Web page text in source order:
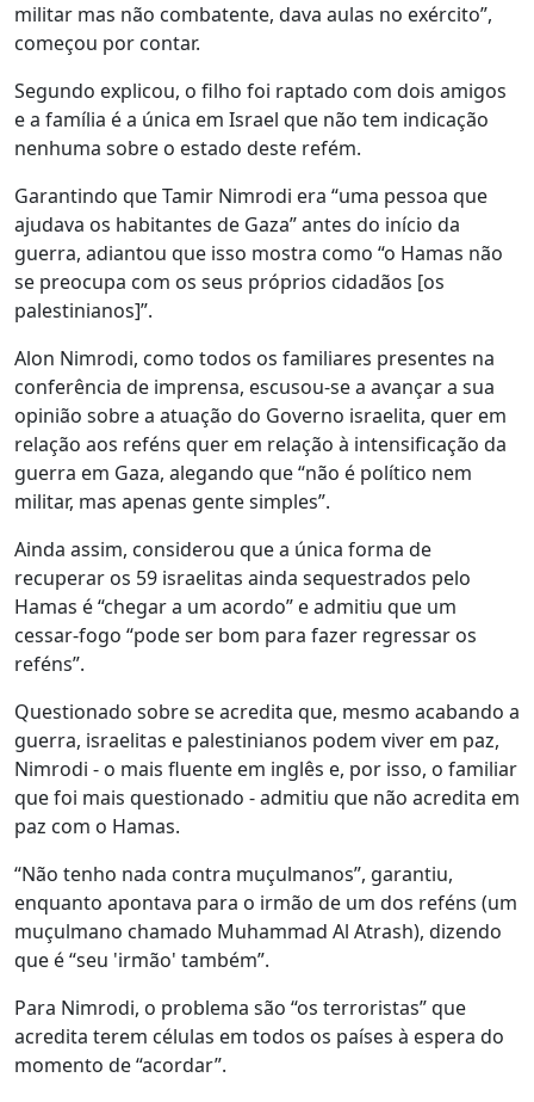
militar mas não combatente, dava aulas no exército”,
começou por contar.
Segundo explicou, o filho foi raptado com dois amigos
e a família é a única em Israel que não tem indicação
nenhuma sobre o estado deste refém.
Garantindo que Tamir Nimrodi era “uma pessoa que
ajudava os habitantes de Gaza” antes do início da
guerra, adiantou que isso mostra como “o Hamas não
se preocupa com os seus próprios cidadãos [os
palestinianos]”.
Alon Nimrodi, como todos os familiares presentes na
conferência de imprensa, escusou-se a avançar a sua
opinião sobre a atuação do Governo israelita, quer em
relação aos reféns quer em relação à intensificação da
guerra em Gaza, alegando que “não é político nem
militar, mas apenas gente simples”.
Ainda assim, considerou que a única forma de
recuperar os 59 israelitas ainda sequestrados pelo
Hamas é “chegar a um acordo” e admitiu que um
cessar-fogo “pode ser bom para fazer regressar os
reféns”.
Questionado sobre se acredita que, mesmo acabando a
guerra, israelitas e palestinianos podem viver em paz,
Nimrodi - o mais fluente em inglês e, por isso, o familiar
que foi mais questionado - admitiu que não acredita em
paz com o Hamas.
“Não tenho nada contra muçulmanos”, garantiu,
enquanto apontava para o irmão de um dos reféns (um
muçulmano chamado Muhammad Al Atrash), dizendo
que é “seu 'irmão' também”.
Para Nimrodi, o problema são “os terroristas” que
acredita terem células em todos os países à espera do
momento de “acordar”.